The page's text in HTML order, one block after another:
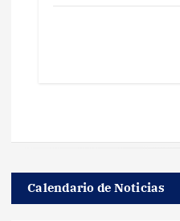
Calendario de Noticias